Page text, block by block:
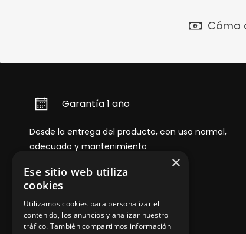
Cómo
Garantía 1 año
Desde la entrega del producto, con uso normal,
adecuado y mantenimiento
×
Ese sitio web utiliza
cookies
Utilizamos cookies para personalizar el
contenido, los anuncios y analizar nuestro
tráfico. También compartimos información